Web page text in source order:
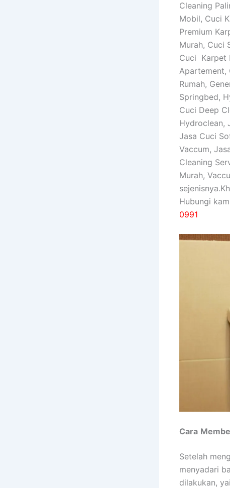
Cleaning
Mobil, Cuci
Premium
Murah, Cuci
Cuci Karpet
Apartement,
Rumah,
Springbed,
Cuci Deep
Hydroclean,
Jasa Cuci
Vaccum,
Cleaning
Murah,
Hubungi
0991
Cara
Setelah
menyadari
dilakukan,